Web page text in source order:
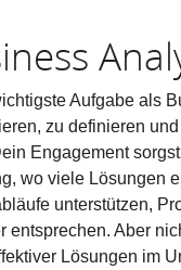
Aufgabe als
zu definieren
Engagement
wo viele Lösungen
unterstützen,
entsprechen. Aber
Lösungen im